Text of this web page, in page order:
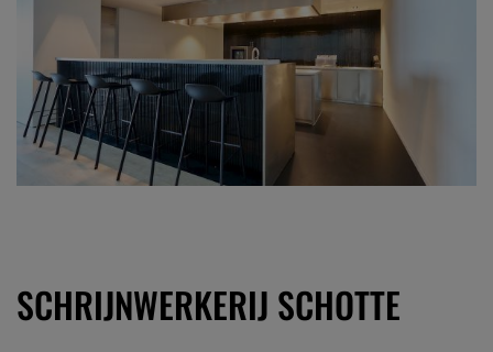
SCHRIJNWERKERIJ SCHOTTE